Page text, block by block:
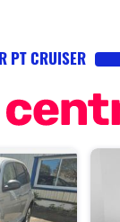
PT CRUISER